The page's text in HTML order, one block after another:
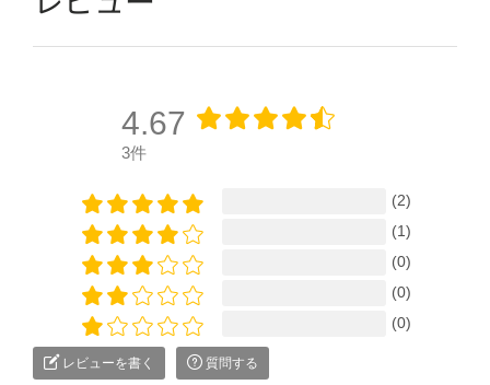
4.67
3件
(2)
(1)
(0)
(0)
(0)
レビューを書く 質問する